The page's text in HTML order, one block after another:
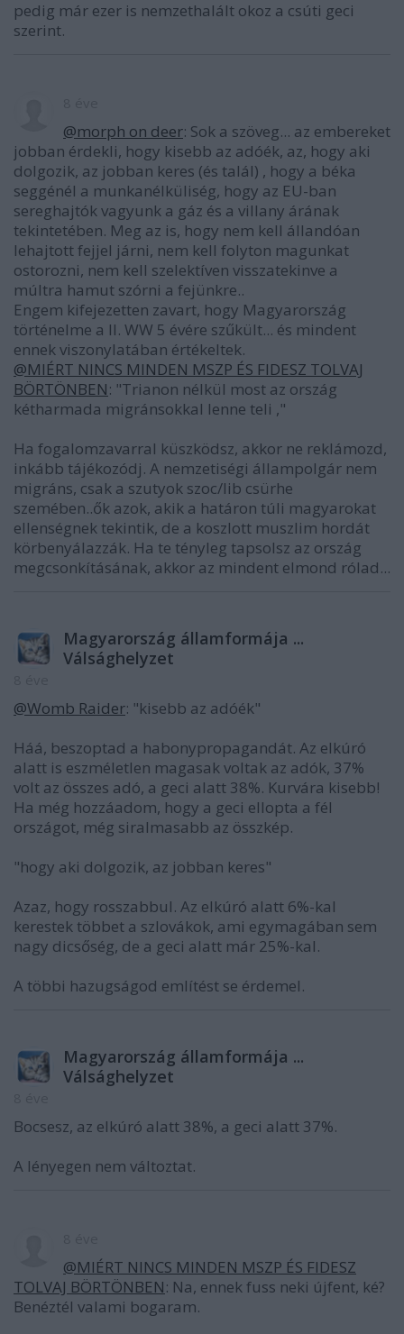
pedig már ezer is nemzethalált okoz a csúti geci
szerint.
@morph on deer: Sok a szöveg... az embereket
jobban érdekli, hogy kisebb az adóék, az, hogy aki
dolgozik, az jobban keres (és talál) , hogy a béka
seggénél a munkanélküliség, hogy az EU-ban
sereghajtók vagyunk a gáz és a villany árának
tekintetében. Meg az is, hogy nem kell állandóan
lehajtott fejjel járni, nem kell folyton magunkat
ostorozni, nem kell szelektíven visszatekinve a
múltra hamut szórni a fejünkre..
Engem kifejezetten zavart, hogy Magyarország
történelme a II. WW 5 évére szűkült... és mindent
ennek viszonylatában értékeltek.
@MIÉRT NINCS MINDEN MSZP ÉS FIDESZ TOLVAJ
BÖRTÖNBEN: "Trianon nélkül most az ország
kétharmada migránsokkal lenne teli ,"
Ha fogalomzavarral küszködsz, akkor ne reklámozd,
inkább tájékozódj. A nemzetiségi állampolgár nem
migráns, csak a szutyok szoc/lib csürhe
szemében..ők azok, akik a határon túli magyarokat
ellenségnek tekintik, de a koszlott muszlim hordát
körbenyálazzák. Ha te tényleg tapsolsz az ország
megcsonkításának, akkor az mindent elmond rólad...
Magyarország államformája ...
Válsághelyzet
@Womb Raider: "kisebb az adóék"
Háá, beszoptad a habonypropagandát. Az elkúró
alatt is eszméletlen magasak voltak az adók, 37%
volt az összes adó, a geci alatt 38%. Kurvára kisebb!
Ha még hozzáadom, hogy a geci ellopta a fél
országot, még siralmasabb az összkép.
"hogy aki dolgozik, az jobban keres"
Azaz, hogy rosszabbul. Az elkúró alatt 6%-kal
kerestek többet a szlovákok, ami egymagában sem
nagy dicsőség, de a geci alatt már 25%-kal.
A többi hazugságod említést se érdemel.
Magyarország államformája ...
Válsághelyzet
Bocsesz, az elkúró alatt 38%, a geci alatt 37%.
A lényegen nem változtat.
@MIÉRT NINCS MINDEN MSZP ÉS FIDESZ
TOLVAJ BÖRTÖNBEN: Na, ennek fuss neki újfent, ké?
Benéztél valami bogaram.